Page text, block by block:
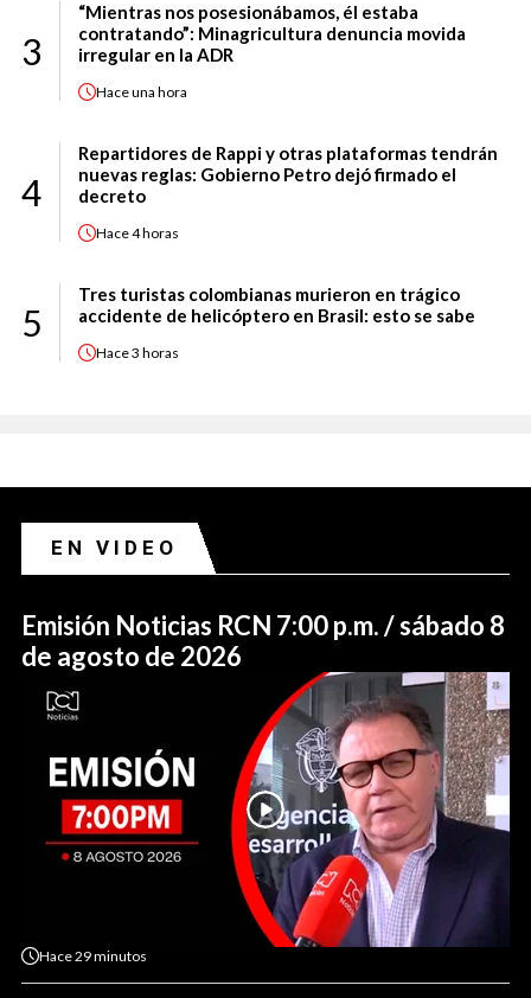
3
“Mientras nos posesionábamos, él estaba
contratando”: Minagricultura denuncia movida
irregular en la ADR
Haceuna hora
4
Repartidores de Rappi y otras plataformas tendrán
nuevas reglas: Gobierno Petro dejó firmado el
decreto
Hace4 horas
5
Tres turistas colombianas murieron en trágico
accidente de helicóptero en Brasil: esto se sabe
Hace3 horas
EN VIDEO
Emisión Noticias RCN 7:00 p.m. / sábado 8
de agosto de 2026
Hace29 minutos